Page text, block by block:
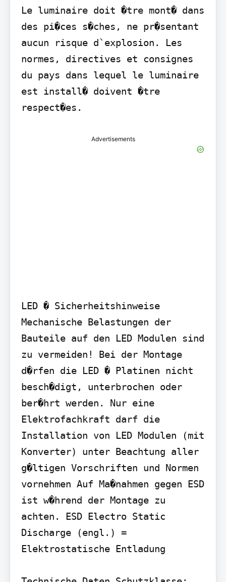
Le luminaire doit �tre mont� dans
des pi�ces s�ches, ne pr�sentant
aucun risque d`explosion. Les
normes, directives et consignes
du pays dans lequel le luminaire
est install� doivent �tre
respect�es.
Advertisements
LED � Sicherheitshinweise
Mechanische Belastungen der
Bauteile auf den LED Modulen sind
zu vermeiden! Bei der Montage
d�rfen die LED � Platinen nicht
besch�digt, unterbrochen oder
ber�hrt werden. Nur eine
Elektrofachkraft darf die
Installation von LED Modulen (mit
Konverter) unter Beachtung aller
g�ltigen Vorschriften und Normen
vornehmen Auf Ma�nahmen gegen ESD
ist w�hrend der Montage zu
achten. ESD Electro Static
Discharge (engl.) =
Elektrostatische Entladung